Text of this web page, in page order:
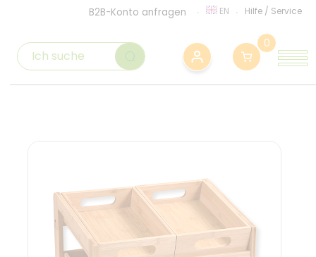
B2B-Konto anfragen EN Hilfe / Service
0